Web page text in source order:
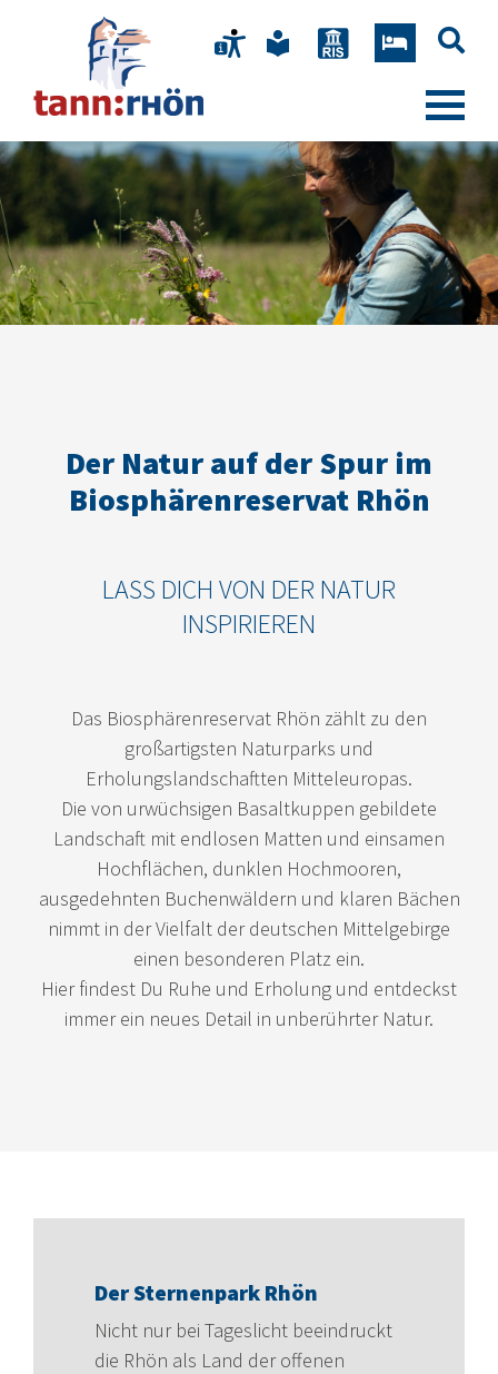
Der Natur auf der Spur im
Biosphärenreservat Rhön
LASS DICH VON DER NATUR
INSPIRIEREN
Das Biosphärenreservat Rhön zählt zu den
großartigsten Naturparks und
Erholungslandschaftten Mitteleuropas.
Die von urwüchsigen Basaltkuppen gebildete
Landschaft mit endlosen Matten und einsamen
Hochflächen, dunklen Hochmooren,
ausgedehnten Buchenwäldern und klaren Bächen
nimmt in der Vielfalt der deutschen Mittelgebirge
einen besonderen Platz ein.
Hier findest Du Ruhe und Erholung und entdeckst
immer ein neues Detail in unberührter Natur.
Der Sternenpark Rhön
Nicht nur bei Tageslicht beeindruckt
die Rhön als Land der offenen